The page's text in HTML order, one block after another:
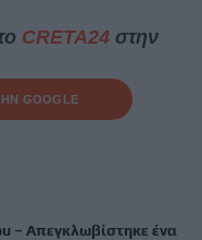
CRETA24στην
GOOGLE
– Απεγκλωβίστηκε ένα